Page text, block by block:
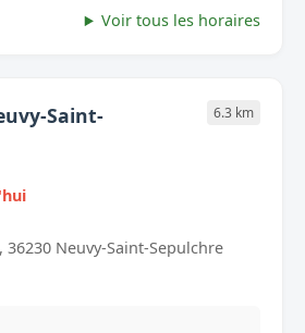
Voir tous les horaires
Saint-
6.3 km
36230 Neuvy-Saint-Sepulchre